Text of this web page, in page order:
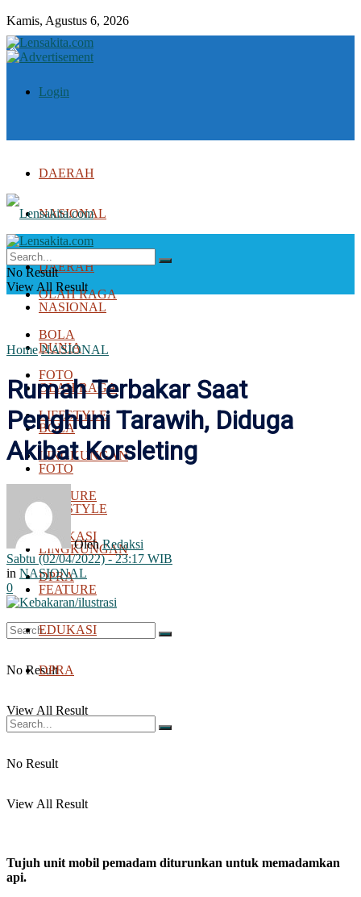
Kamis, Agustus 6, 2026
Login
DAERAH
NASIONAL
DUNIA
OLAH RAGA
BOLA
FOTO
LIFESTYLE
LINGKUNGAN
FEATURE
EDUKASI
DPRA
No Result
View All Result
DAERAH
NASIONAL
DUNIA
OLAH RAGA
BOLA
FOTO
LIFESTYLE
LINGKUNGAN
FEATURE
EDUKASI
DPRA
No Result
View All Result
No Result
View All Result
Home NASIONAL
Rumah Terbakar Saat
Penghuni Tarawih, Diduga
Akibat Korsleting
Oleh Redaksi
Sabtu (02/04/2022) - 23:17 WIB
in NASIONAL
0
Tujuh unit mobil pemadam diturunkan untuk memadamkan
api.